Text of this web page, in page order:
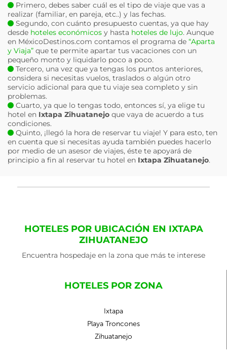
Primero, debes saber cuál es el tipo de viaje que vas a
realizar (familiar, en pareja, etc..) y las fechas.
Segundo, con cuánto presupuesto cuentas, ya que hay
desde hoteles económicos y hasta hoteles de lujo. Aunque
en MéxicoDestinos.com contamos el programa de “Aparta
y Viaja” que te permite apartar tus vacaciones con un
pequeño monto y liquidarlo poco a poco.
Tercero, una vez que ya tengas los puntos anteriores,
considera si necesitas vuelos, traslados o algún otro
servicio adicional para que tu viaje sea completo y sin
problemas.
Cuarto, ya que lo tengas todo, entonces sí, ya elige tu
hotel en Ixtapa Zihuatanejo que vaya de acuerdo a tus
condiciones.
Quinto, ¡llegó la hora de reservar tu viaje! Y para esto, ten
en cuenta que si necesitas ayuda también puedes hacerlo
por medio de un asesor de viajes, éste te apoyará de
principio a fin al reservar tu hotel en Ixtapa Zihuatanejo.
HOTELES POR UBICACIÓN EN IXTAPA
ZIHUATANEJO
Encuentra hospedaje en la zona que más te interese
HOTELES POR ZONA
Ixtapa
Playa Troncones
Zihuatanejo